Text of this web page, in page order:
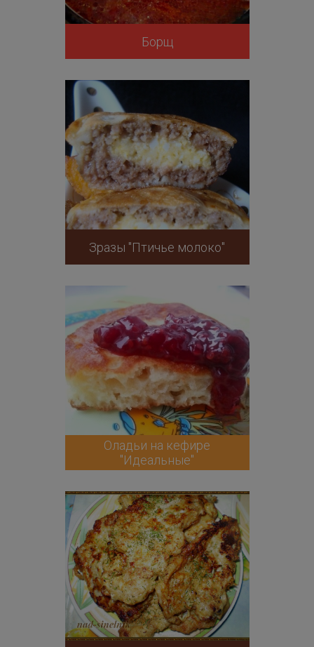
Борщ
Зразы "Птичье молоко"
Оладьи на кефире
"Идеальные"